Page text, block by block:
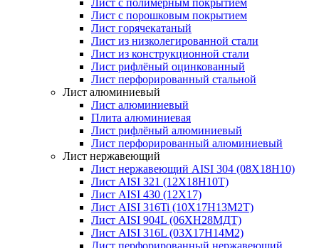
Лист с полимерным покрытием
Лист с порошковым покрытием
Лист горячекатаный
Лист из низколегированной стали
Лист из конструкционной стали
Лист рифлёный оцинкованный
Лист перфорированный стальной
Лист алюминиевый
Лист алюминиевый
Плита алюминиевая
Лист рифлёный алюминиевый
Лист перфорированный алюминиевый
Лист нержавеющий
Лист нержавеющий AISI 304 (08Х18Н10)
Лист AISI 321 (12Х18Н10Т)
Лист AISI 430 (12Х17)
Лист AISI 316Ti (10Х17Н13М2Т)
Лист AISI 904L (06ХН28МДТ)
Лист AISI 316L (03Х17Н14М2)
Лист перфорированный нержавеющий